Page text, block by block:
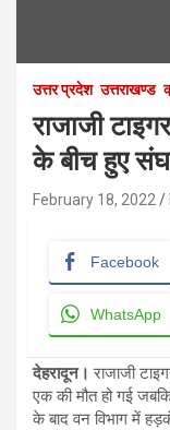
उत्तर प्रदेश उत्तराखण्ड
राजाजी
के बीच हुए
February 18, 2022
Facebook
WhatsApp
देहरादून। राजाजी
एक की मौत हो गई
के बाद वन विभाग में